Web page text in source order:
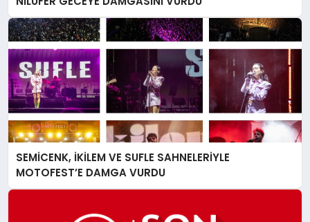
DÜNYA
SPOR
MAGAZIN
SAĞLIK
SEMİCENK, İKİLEM VE SUFLE SAHNELERİYLE
MOTOFEST’E DAMGA VURDU